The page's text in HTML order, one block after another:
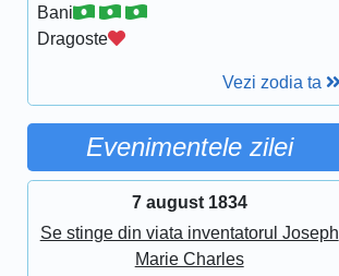
Bani
Dragoste
Vezi zodia ta
Evenimentele zilei
7 august 1834
Se stinge din viata inventatorul Joseph
Marie Charles